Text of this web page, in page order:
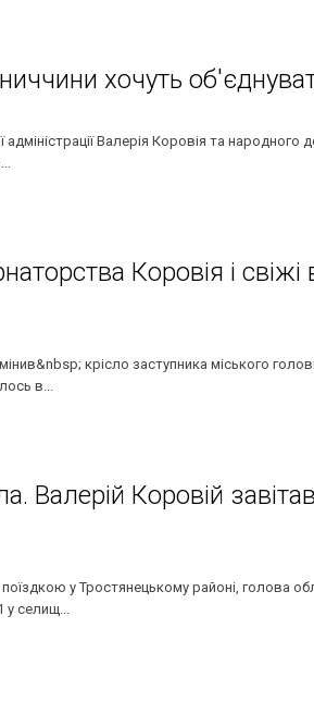
хочуть
Валерія Коровія та
Коровія і
крісло заступника міського
в...
Валерій Коровій
у Тростянецькому районі, голова
у селищ...